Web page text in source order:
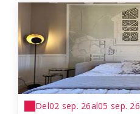
Del02 sep. 26al05 sep. 26